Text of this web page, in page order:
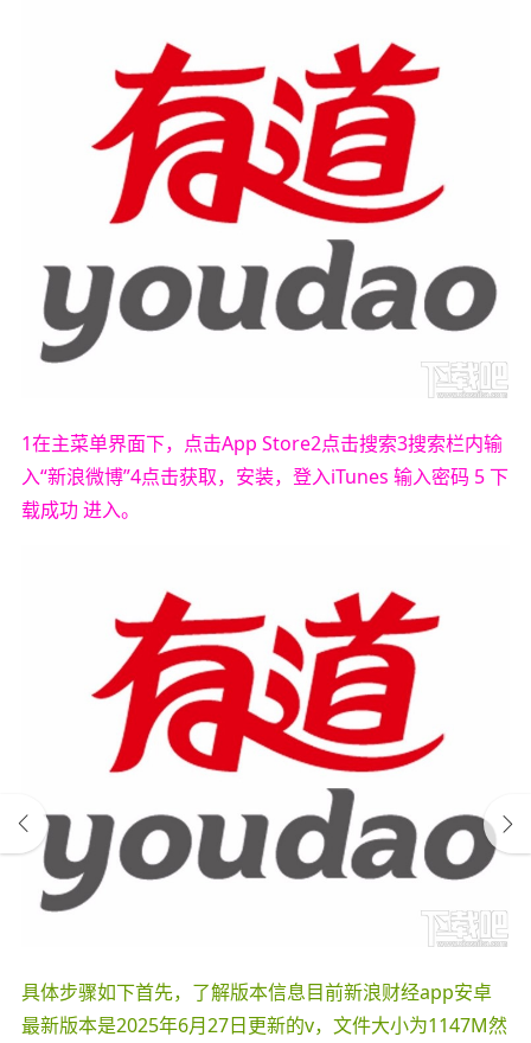
1在主菜单界面下，点击App Store2点击搜索3搜索栏内输
入“新浪微博”4点击获取，安装，登入iTunes 输入密码 5 下
载成功 进入。
具体步骤如下首先，了解版本信息目前新浪财经app安卓
最新版本是2025年6月27日更新的v，文件大小为1147M然